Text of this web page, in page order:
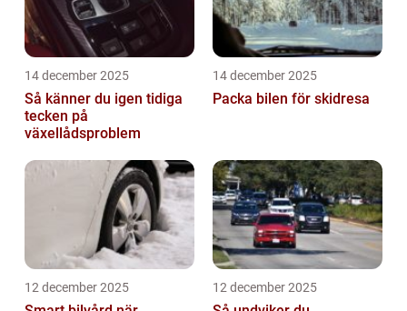
14 december 2025
Så känner du igen tidiga
tecken på
växellådsproblem
14 december 2025
Packa bilen för skidresa
12 december 2025 12 december 2025